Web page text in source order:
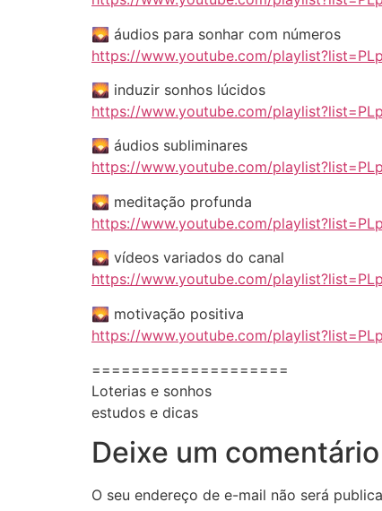
🌄 áudios para sonhar com números
https://www.youtube.com/
🌄 induzir sonhos lúcidos
https://www.youtube.com/
🌄 áudios subliminares
https://www.youtube.com/
🌄 meditação profunda
https://www.youtube.com/
🌄 vídeos variados do canal
https://www.youtube.com/
🌄 motivação positiva
https://www.youtube.com/
====================
Loterias e sonhos
estudos e dicas
Deixe um comentário
O seu endereço de e-mail não será